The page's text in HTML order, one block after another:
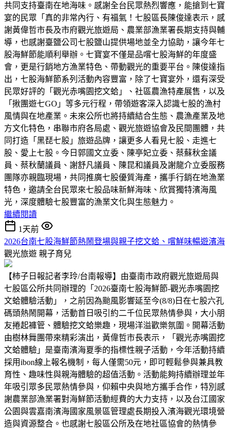
共同支持臺南在地海味。感謝全台民眾熱烈響應，能搶到七寶
宴的民眾「真的非常內行、有福氣！七股區長陳俊達表示，感
謝黃偉哲市長及市府觀光旅遊局、農業部漁業署長期支持與輔
導，也感謝臺鹽公司七股鹽山提供場地並全力協助，讓今年七
股海鮮節能順利舉辦。七寶宴不僅是品嚐七股海鮮的年度盛
會，更是行銷地方漁業特色、帶動觀光的重要平台。陳俊達指
出，七股海鮮節系列活動內容豐富，除了七寶宴外，還有深受
民眾好評的「觀光赤嘴園挖文蛤」、社區農漁特產展售，以及
「揪團遊七GO」等多元行程，帶領遊客深入認識七股的漁村
風情與在地產業。未來公所也將持續結合生態、農漁產業及地
方文化特色，串聯市府各局處、觀光旅遊協會及民間團體，共
同打造「黑琵七股」旅遊品牌，讓更多人看見七股、走進七
股、愛上七股。今日郭國文立委、陳亭妃立委、蔡蘇秋金議
員、蔡秋蘭議員、謝舒凡議員、陳昆和議員及謝龍介立委服務
團隊亦親臨現場，共同推廣七股優質海產，攜手行銷在地漁業
特色，邀請全台民眾來七股品味新鮮海味、欣賞獨特濱海風
光，深度體驗七股豐富的漁業文化與生態魅力。
繼續閱讀
1天前
2026台南七股海鮮節熱鬧登場與親子挖文蛤、嚐鮮味暢遊濱海
觀光旅遊 親子育兒
【柿子日報記者李玲/台南報導】由臺南市政府觀光旅遊局與
七股區公所共同辦理的「2026臺南七股海鮮節-觀光赤嘴園挖
文蛤體驗活動」，之前因為颱風影響延至今(8/8)日在七股六孔
碼頭熱鬧開幕，活動首日吸引約二千位民眾熱情參與，大小朋
友捲起褲管、體驗挖文蛤樂趣，現場洋溢歡樂氛圍。開幕活動
由樹林舞團帶來精彩演出，黃偉哲市長表示，「觀光赤嘴園挖
文蛤體驗」是臺南濱海夏季的指標性親子活動，今年活動持續
採用ibon線上報名機制，每人僅需50元，即可輕鬆參與兼具教
育性、趣味性與親海體驗的超值活動。活動能夠持續辦理並年
年吸引眾多民眾熱情參與，仰賴中央與地方攜手合作，特別感
謝農業部漁業署對海鮮節活動經費的大力支持，以及台江國家
公園與雲嘉南濱海國家風景區管理處長期投入濱海觀光環境營
造與資源整合。也感謝七股區公所及在地社區協會的熱情參